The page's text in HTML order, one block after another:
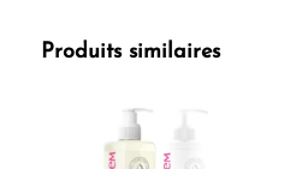
Produits similaires